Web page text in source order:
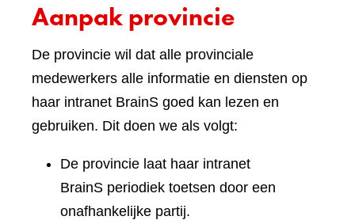
Aanpak provincie
De provincie wil dat alle provinciale
medewerkers alle informatie en diensten op
haar intranet BrainS goed kan lezen en
gebruiken. Dit doen we als volgt:
De provincie laat haar intranet
BrainS periodiek toetsen door een
onafhankelijke partij.